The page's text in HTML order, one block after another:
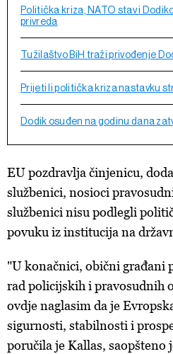
Politička kriza, NATO stav i
privreda
Tužilaštvo BiH traži privođenje
Prijeti li politička kriza nastavku
Dodik osuđen na godinu dana
EU pozdravlja činjenicu,
službenici, nosioci
službenici nisu podlegli
povuku iz institucija na
"U konačnici, obični građani
rad policijskih i pravosudnih
ovdje naglasim da je
sigurnosti, stabilnosti i
poručila je Kallas, saopšteno